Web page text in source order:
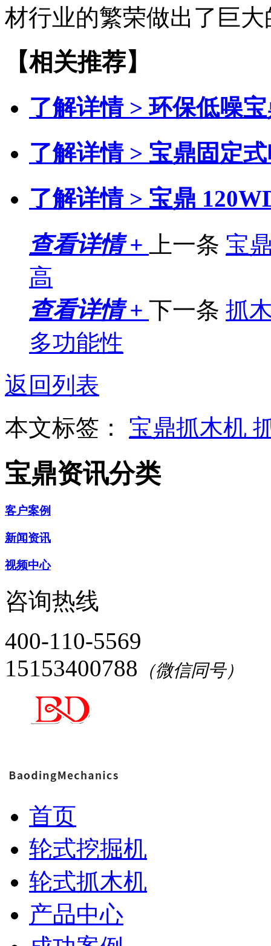
材行业的繁荣做出了巨
【相关推荐】
了解详情 >环保低噪
了解详情 > 宝鼎固定
了解详情 > 宝鼎
查看详情 +
上一条 宝
高
查看详情 + 下一条 抓
多功能性
返回列表
本文标签： 宝鼎抓木机
宝鼎资讯分类
客户案例
新闻资讯
视频中心
咨询热线
400-110-5569
15153400788 （微信同号）
首页
轮式挖掘机
轮式抓木机
产品中心